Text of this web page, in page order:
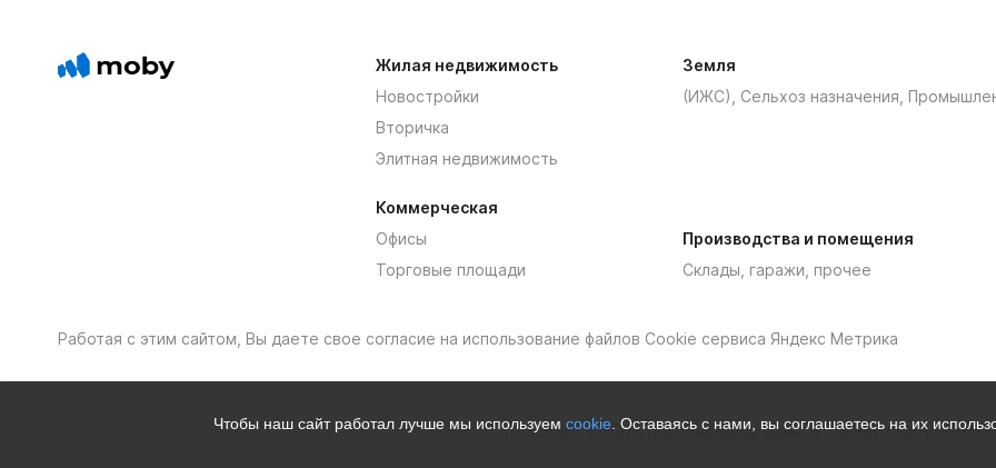
Чтобы наш сайт работал лучше мы используем cookie . Оставаясь с нами, вы соглашаетесь на их
Жилая недвижимость
Новостройки
Вторичка
Элитная недвижимость
Коммерческая
Офисы
Торговые площади
Земля
(ИЖС), Сельхоз назначения,
Производства и помещения
Склады, гаражи, прочее
Работая с этим сайтом, Вы даете свое согласие на использование файлов Cookie сервиса Яндекс Метрика
Политика защиты персональных данных Moby © 2012–2026